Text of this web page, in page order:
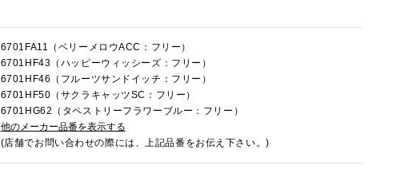
6701FA11（ベリーメロウACC：フリー）
6701HF43（ハッピーウィッシーズ：フリー）
6701HF46（フルーツサンドイッチ：フリー）
6701HF50（サクラキャッツSC：フリー）
6701HG62（タペストリーフラワーブルー：フリー）
他のメーカー品番を表示する
(店舗でお問い合わせの際には、上記品番をお伝え下さい。)